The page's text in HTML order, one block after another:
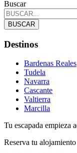
Buscar
BUSCAR
Destinos
Bardenas Reales
Tudela
Navarra
Cascante
Valtierra
Marcilla
Tu escapada empieza
Reserva tu